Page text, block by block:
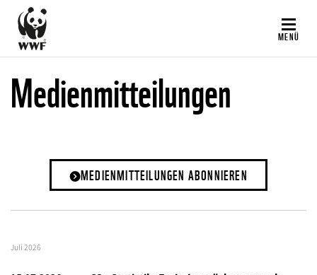
Direkt
zum
Inhalt
MENÜ
Medienmitteilungen
MEDIENMITTEILUNGEN ABONNIEREN
Juli 2026